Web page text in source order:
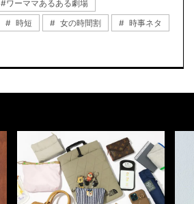
#ワーママあるある劇場
時短 女の時間割
時事ネタ